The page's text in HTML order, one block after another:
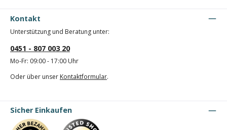
Kontakt
Unterstützung und Beratung unter:
0451 - 807 003 20
Mo-Fr: 09:00 - 17:00 Uhr
Oder über unser Kontaktformular.
Sicher Einkaufen